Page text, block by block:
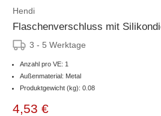
Hendi
Flaschenverschluss mit
3 - 5 Werktage
Anzahl pro VE: 1
Außenmaterial: Metal
Produktgewicht (kg): 0.08
4,53 €